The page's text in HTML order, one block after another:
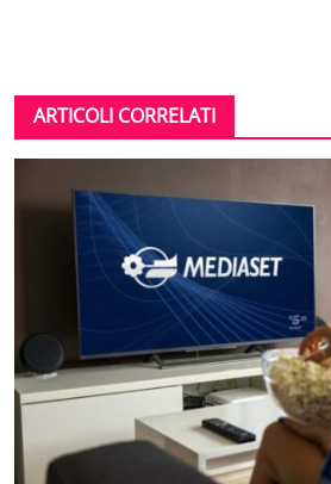
ARTICOLI CORRELATI